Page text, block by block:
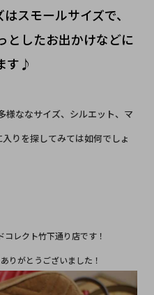
スモールサイズで、
としたお出かけなどに
す♪
様ななサイズ、シルエット、マ
りを探してみては如何でしょ
レクト竹下通り店です！
りがとうございました！